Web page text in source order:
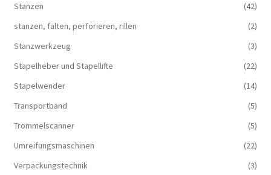
Stanzen
(42)
stanzen, falten, perforieren, rillen
(2)
Stanzwerkzeug
(3)
Stapelheber und Stapellifte
(22)
Stapelwender
(14)
Transportband
(5)
Trommelscanner
(5)
Umreifungsmaschinen
(22)
Verpackungstechnik
(3)